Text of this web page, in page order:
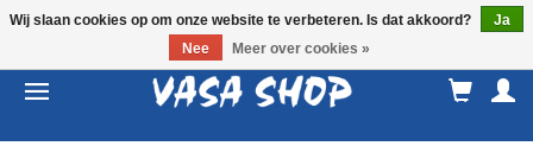
Wij slaan cookies op om onze website te verbeteren. Is dat akkoord?
Ja
Nee
Meer over cookies »